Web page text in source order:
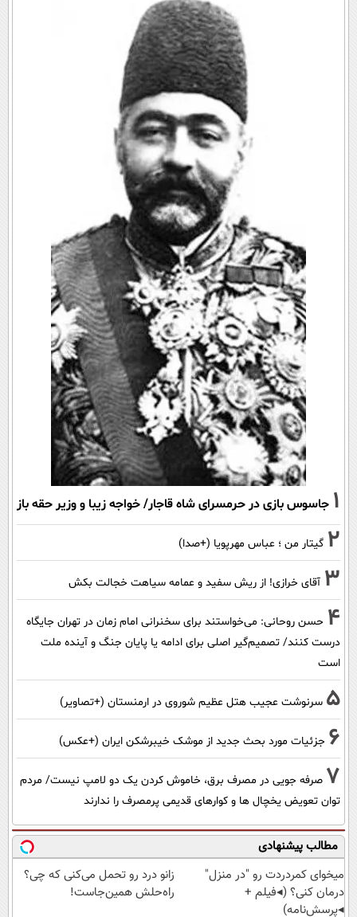
1 جاسوس بازی در حرمسرای شاه قاجار/ خواجه زیبا و وزیر حقه باز
2 گیتار من ؛ عباس مهرپویا (+صدا)
3 آقای خرازی! از ریش سفید و عمامه سیاهت خجالت بکش
4 حسن روحانی: می‌خواستند برای سخنرانی امام زمان در تهران جایگاه
درست کنند/ تصمیم‌گیر اصلی برای ادامه یا پایان جنگ و آینده ملت
است
5 سرنوشت عجیب هتل عظیم شوروی در ارمنستان (+تصاویر)
6 جزئیات مورد بحث جدید از موشک خیبرشکن ایران (+عکس)
7 صرفه جویی در مصرف برق، خاموش کردن یک دو لامپ نیست/ مردم
توان تعویض یخچال ها و کوارهای قدیمی پرمصرف را ندارند
مطالب پیشنهادی
میخوای کمردردت رو "در منزل"
درمان کنی؟ (◂فیلم +
◂پرسش‌نامه)
زانو درد رو تحمل می‌کنی که چی؟
راه‌حلش همین‌جاست!